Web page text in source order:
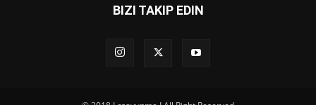
BIZI TAKIP EDIN